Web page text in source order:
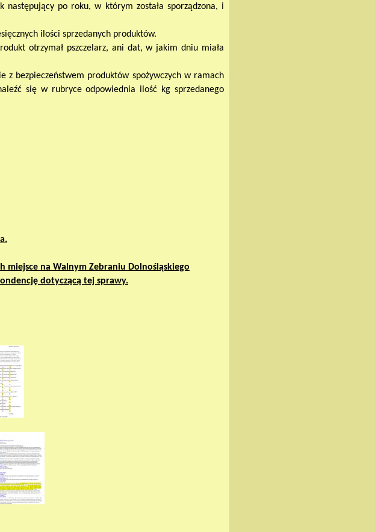
po roku, w którym została sporządzona, i
ilości sprzedanych produktów.
otrzymał pszczelarz, ani dat, w jakim dniu miała
z bezpieczeństwem produktów spożywczych w ramach
się w rubryce odpowiednia ilość kg sprzedanego
na Walnym Zebraniu Dolnośląskiego
dotyczącą tej sprawy.